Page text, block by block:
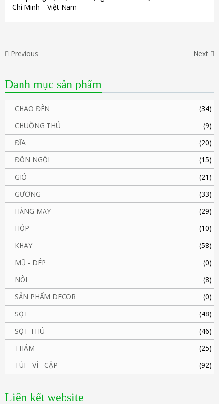
Chí Minh – Việt Nam
Previous Next
Danh mục sản phẩm
CHAO ĐÈN
(34)
CHUỒNG THÚ
(9)
ĐĨA
(20)
ĐÔN NGỒI
(15)
GIỎ
(21)
GƯƠNG
(33)
HÀNG MAY
(29)
HỘP
(10)
KHAY
(58)
MŨ - DÉP
(0)
NÔI
(8)
SẢN PHẨM DECOR
(0)
SỌT
(48)
SỌT THÚ
(46)
THẢM
(25)
TÚI - VÍ - CẶP
(92)
Liên kết website